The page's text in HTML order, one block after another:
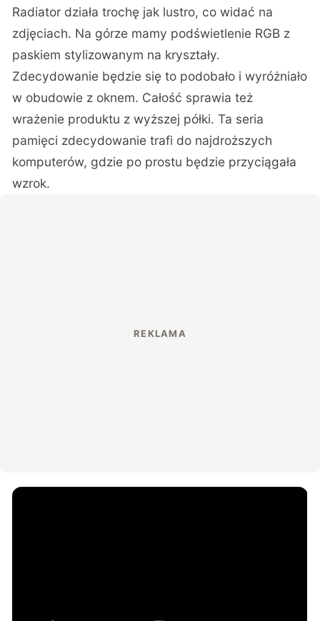
Radiator działa trochę jak lustro, co widać na
zdjęciach. Na górze mamy podświetlenie RGB z
paskiem stylizowanym na kryształy.
Zdecydowanie będzie się to podobało i wyróżniało
w obudowie z oknem. Całość sprawia też
wrażenie produktu z wyższej półki. Ta seria
pamięci zdecydowanie trafi do najdroższych
komputerów, gdzie po prostu będzie przyciągała
wzrok.